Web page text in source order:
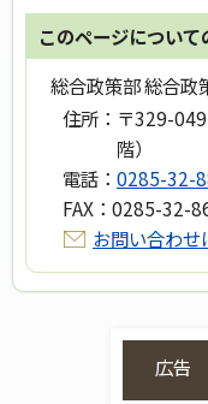
このページについ
総合政策部 総合政
住所： 〒329-
階）
電話： 0285-32-
FAX： 0285-32-
お問い合わせ
広告